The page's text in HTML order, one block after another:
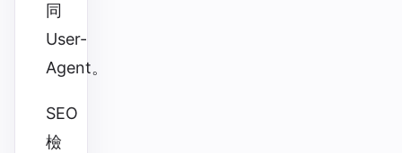
同
User-
Agent。
SEO
檢